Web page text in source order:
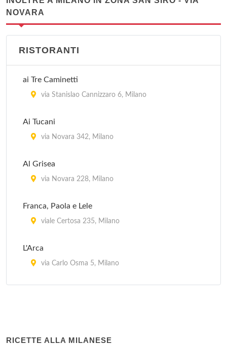
NOVARA
RISTORANTI
ai Tre Caminetti
via Stanislao Cannizzaro 6, Milano
Ai Tucani
via Novara 342, Milano
Al Grisea
via Novara 228, Milano
Franca, Paola e Lele
viale Certosa 235, Milano
L'Arca
via Carlo Osma 5, Milano
RICETTE ALLA MILANESE